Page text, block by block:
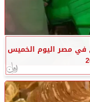
في مصر اليوم الخميس